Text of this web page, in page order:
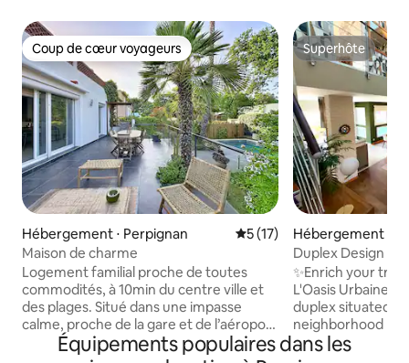
Coup de cœur voyageurs
Coup de cœur voyageurs
Hébergement ⋅ Perpignan Évaluation moyenne sur la
5 (17)
Maison de charme
Logement familial proche de toutes
commodités, à 10min du centre ville et
des plages. Situé dans une impasse
calme, proche de la gare et de l’aéroport
(garages pour stationner). Maison de
charme rénovée avec de belles
Superhôte
Superhôte
Hébergement ⋅
Duplex Design •
pers
✨Enrich your
L'Oasis Urbaine,
duplex situated in
neighborhood
Perpignan.
of chic bohemian
Équipements populaires dans les